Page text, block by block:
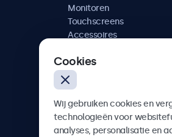
Monitoren
Touchscreens
Accessoires
Cookies
Wij gebruiken cookies en
technologieën voor
analyses, personalisatie en